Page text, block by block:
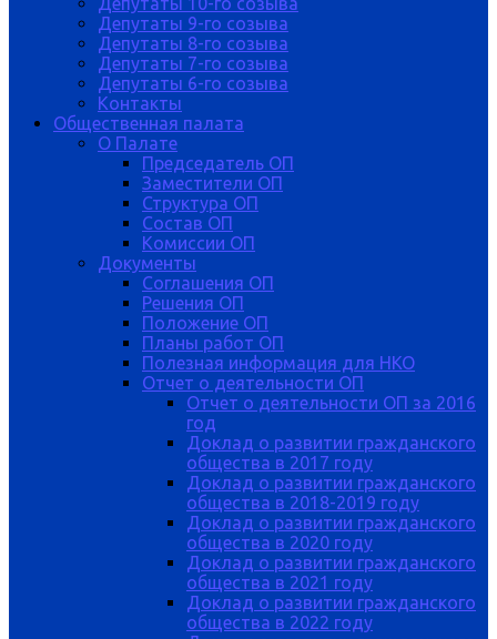
Депутаты 9-го созыва
Депутаты 8-го созыва
Депутаты 7-го созыва
Депутаты 6-го созыва
Контакты
Общественная палата
О Палате
Председатель ОП
Заместители ОП
Структура ОП
Состав ОП
Комиссии ОП
Документы
Соглашения ОП
Решения ОП
Положение ОП
Планы работ ОП
Полезная информация для НКО
Отчет о деятельности ОП
Отчет о деятельности ОП за 2016
год
Доклад о развитии гражданского
общества в 2017 году
Доклад о развитии гражданского
общества в 2018-2019 году
Доклад о развитии гражданского
общества в 2020 году
Доклад о развитии гражданского
общества в 2021 году
Доклад о развитии гражданского
общества в 2022 году